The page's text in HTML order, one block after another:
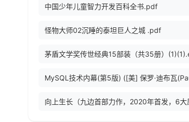
中国少年儿童智力开发百科全书.pdf
怪物大师02沉睡的泰坦巨人之城 .pdf
茅盾文学奖传世经典15部装（共35册）
MySQL技术内幕(第5版) ([美] 保罗·迪布瓦